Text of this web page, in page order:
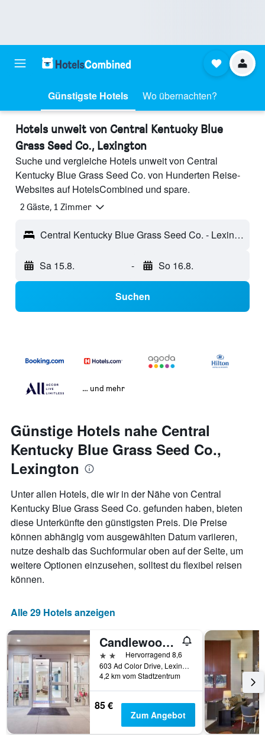
Günstigste Hotels Wo übernachten?
Hotels unweit von Central Kentucky Blue
Grass Seed Co., Lexington
Suche und vergleiche Hotels unweit von Central
Kentucky Blue Grass Seed Co. von Hunderten Reise-
Websites auf HotelsCombined und spare.
2 Gäste, 1 Zimmer
Central Kentucky Blue Grass Seed Co. - Lexington, KY, USA
Sa 15.8. - So 16.8.
Suchen
… und mehr
Günstige Hotels nahe Central
Kentucky Blue Grass Seed Co.,
Lexington
Unter allen Hotels, die wir in der Nähe von Central
Kentucky Blue Grass Seed Co. gefunden haben, bieten
diese Unterkünfte den günstigsten Preis. Die Preise
können abhängig vom ausgewählten Datum variieren,
nutze deshalb das Suchformular oben auf der Seite, um
weitere Optionen einzusehen, solltest du flexibel reisen
können.
Alle 29 Hotels anzeigen
Candlewood Suites Lexington By IHG
2 SterneHervorragend 8,6
603 Ad Color Drive, Lexington, KY, USA
4,2 km vom Stadtzentrum
85 €
Zum Angebot